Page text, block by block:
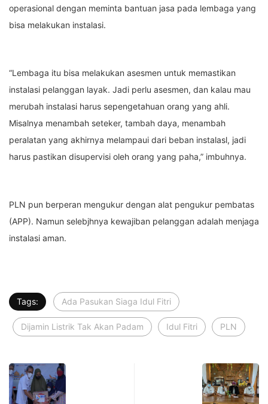
operasional dengan meminta bantuan jasa pada lembaga yang
bisa melakukan instalasi.
“Lembaga itu bisa melakukan asesmen untuk memastikan
instalasi pelanggan layak. Jadi perlu asesmen, dan kalau mau
merubah instalasi harus sepengetahuan orang yang ahli.
Misalnya menambah seteker, tambah daya, menambah
peralatan yang akhirnya melampaui dari beban instalasl, jadi
harus pastikan disupervisi oleh orang yang paha,” imbuhnya.
PLN pun berperan mengukur dengan alat pengukur pembatas
(APP). Namun selebjhnya kewajiban pelanggan adalah menjaga
instalasi aman.
Tags: Ada Pasukan Siaga Idul Fitri
Dijamin Listrik Tak Akan Padam Idul Fitri PLN